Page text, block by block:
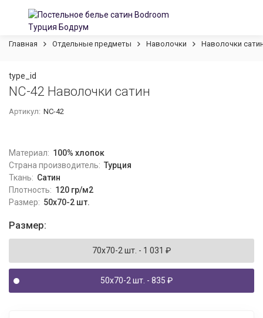
Главная Отдельные предметы Наволочки Наволочки
type_id
NC-42 Наволочки сатин
Артикул: NC-42
Материал: 100% хлопок
Страна производитель: Турция
Ткань: Сатин
Плотность: 120 гр/м2
Размер: 50x70-2 шт.
Размер:
70x70-2 шт. - 1 031 ₽
50x70-2 шт. - 835 ₽